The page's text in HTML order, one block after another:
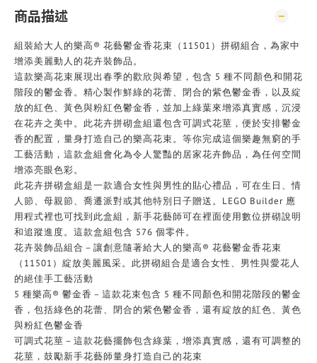
商品描述
組裝給大人的樂高® 花藝鬱金香花束（11501）拼砌組合，為家中
增添美麗動人的花卉裝飾品。
這款樂高花束展現出春季的歡欣與希望，包含 5 種不同顏色和開花
階段的鬱金香。精心製作鮮綠的花蕾、閉合的紫色鬱金香，以及綻
放的紅色、黃色與粉紅色鬱金香，並加上綠葉來增添真實感，沉浸
在花卉之美中。此花卉拼砌盒組還包含可調式花莖，便於安排鬱金
香的配置，量身打造自己的樂高花束。等你完成這個樂趣無窮的手
工藝活動，這款盒組會化為令人驚豔的居家花卉飾品，為任何空間
增添亮眼色彩。
此花卉拼砌盒組是一款適合女性與男性的貼心禮品，可在生日、情
人節、母親節、喬遷派對或其他特別日子贈送。LEGO Builder 應
用程式裡也可找到此盒組，新手花藝師可在裡面使用數位拼砌說明
和追蹤進度。這款盒組包含 576 個零件。
花卉裝飾品組合－讓創意隨著給大人的樂高® 花藝鬱金香花束
（11501）綻放美麗風采。此拼砌組合是適合女性、男性與愛花人
的絕佳手工藝活動
5 種樂高® 鬱金香－這款花束包含 5 種不同顏色和開花階段的鬱金
香，包括綠色的花蕾、閉合的紫色鬱金香，還有綻放的紅色、黃色
與粉紅色鬱金香
可調式花莖－這款花藝擺飾包含綠葉，增添真實感，還有可調整的
花莖，鼓勵新手花藝師量身打造自己的花束